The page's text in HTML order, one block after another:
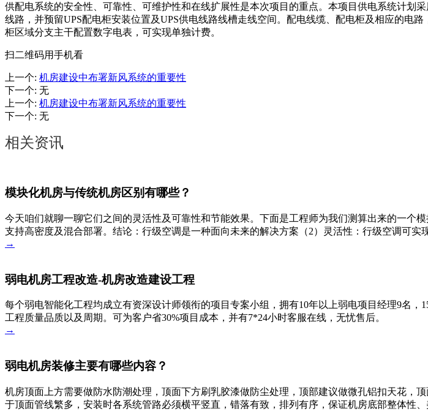
供配电系统的安全性、可靠性、可维护性和在线扩展性是本次项目的重点。本项目供电系统计划
线路，并预留UPS配电柜安装位置及UPS供电线路线槽走线空间。配电线缆、配电柜及相应的电
柜区域分支主干配置数字电表，可实现单独计费。
扫二维码用手机看
上一个: 机房建设中布署新风系统的重要性
下一个: 无
上一个: 机房建设中布署新风系统的重要性
下一个: 无
相关资讯
模块化机房与传统机房区别有哪些？
今天咱们就聊一聊它们之间的灵活性及可靠性和节能效果。下面是工程师为我们测算出来的一个
支持高密度及混合部署。结论：行级空调是一种面向未来的解决方案（2）灵活性：行级空调可实
→
弱电机房工程改造-机房改造建设工程
每个弱电智能化工程均成立有资深设计师领衔的项目专案小组，拥有10年以上弱电项目经理9名
工程质量品质以及周期。可为客户省30%项目成本，并有7*24小时客服在线，无忧售后。
→
弱电机房装修主要有哪些内容？
机房顶面上方需要做防水防潮处理，顶面下方刷乳胶漆做防尘处理，顶部建议做微孔铝扣天花，
于顶面管线繁多，安装时各系统管路必须横平竖直，错落有致，排列有序，保证机房底部整体性、